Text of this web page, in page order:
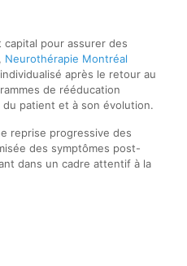
capital pour assurer des
Neurothérapie Montréal
après le retour au
de rééducation
patient et à son évolution.
reprise progressive des
des symptômes post-
dans un cadre attentif à la